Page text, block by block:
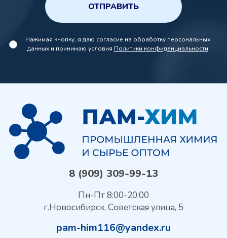
ОТПРАВИТЬ
Нажимая кнопку, я даю согласие на обработку персональных
данных и принимаю условия Политики конфиденциальности
8 (909) 309-99-13
Пн-Пт 8:00-20:00
г.Новосибирск, Советская улица, 5
pam-him116@yandex.ru